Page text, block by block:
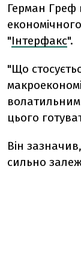
Герман Греф
"Інтерфакс".
"Що
волатильним
цього
Він
сильно